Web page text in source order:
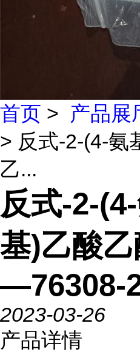
首页 > 产品展
> 反式-2-(4-氨
乙...
反式-2-
基)乙酸
—76308-
2023-03-26
产品详情